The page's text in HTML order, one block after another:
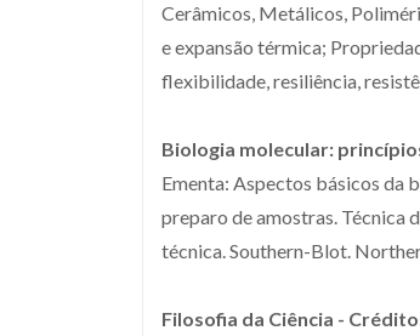
Cerâmicos, Metálicos,
e expansão térmica;
flexibilidade, resiliência,
Biologia molecular:
Ementa: Aspectos básicos da
preparo de amostras. Técnica
técnica. Southern-Blot.
Filosofia da Ciência -